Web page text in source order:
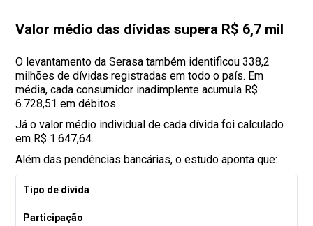
Valor médio das dívidas supera R$ 6,7 mil
O levantamento da Serasa também identificou 338,2
milhões de dívidas registradas em todo o país. Em
média, cada consumidor inadimplente acumula R$
6.728,51 em débitos.
Já o valor médio individual de cada dívida foi calculado
em R$ 1.647,64.
Além das pendências bancárias, o estudo aponta que:
Tipo de dívida
Participação